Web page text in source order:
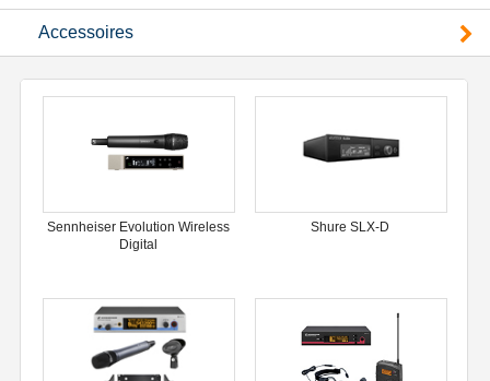
Accessoires
Sennheiser Evolution Wireless
Digital
Shure SLX-D